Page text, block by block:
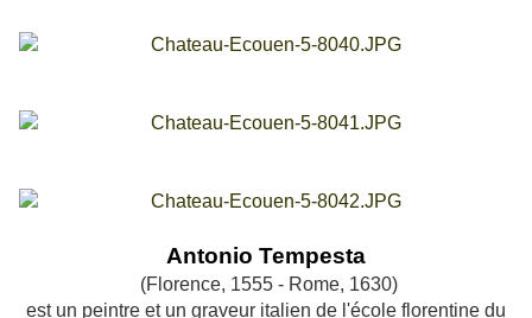
Antonio Tempesta
(Florence, 1555 - Rome, 1630)
est un peintre et un graveur italien de l'école florentine du